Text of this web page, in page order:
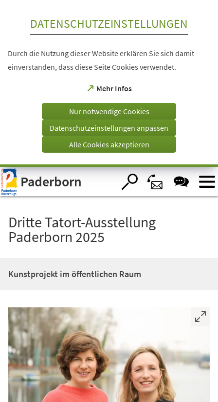
Visuelle
Assistenzsoftware
öffnen.
DATENSCHUTZEINSTELLUNGEN
Durch die Nutzung dieser Website erklären Sie sich damit
einverstanden, dass diese Seite Cookies verwendet.
Mehr Infos
(Öffnet
einem
Tab)
Nur notwendige Cookies
Datenschutzeinstellungen anpassen
Alle Cookies akzeptieren
Paderborn
Dritte Tatort-Ausstellung
Paderborn 2025
Kunstprojekt im öffentlichen Raum